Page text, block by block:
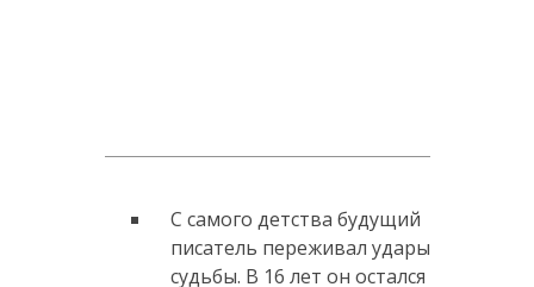
С самого детства будущий
писатель переживал удары
судьбы. В 16 лет он остался